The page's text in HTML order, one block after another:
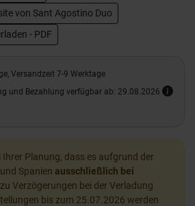
von Sant Agostino Duo
- PDF
Versandzeit 7-9 Werktage
und Bezahlung verfügbar ab: 29.08.2026
Ihrer Planung, dass es aufgrund der
Spanien ausschließlich bei
zu Verzögerungen bei der Verladung
bis zum 25.07.2026 werden